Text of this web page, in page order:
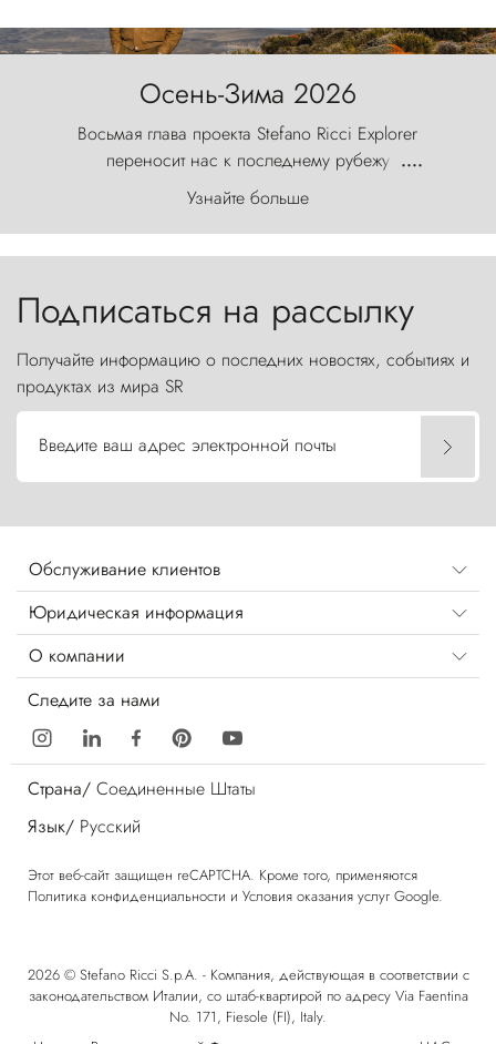
Осень-Зима 2026
Восьмая глава проекта Stefano Ricci Explorer
переносит нас к последнему рубежу
первозданного мира, где ветер с
первобытной яростью ваяет ландшафт, а пики
Торрес-дель-Пайне, словно каменные стражи,
....
Узнайте больше
Подписаться на рассылку
Получайте информацию о последних новостях, событиях и
продуктах из мира SR
Введите ваш адрес электронной почты
Обслуживание клиентов
Юридическая информация
О компании
Следите за нами
Страна/ Соединенные Штаты
Язык/ Русский
Этот веб-сайт защищен reCAPTCHA. Кроме того, применяются
Политика конфиденциальности и Условия оказания услуг Google.
2026 © Stefano Ricci S.p.A. - Компания, действующая в соответствии с
законодательством Италии, со штаб-квартирой по адресу Via Faentina
No. 171, Fiesole (FI), Italy.